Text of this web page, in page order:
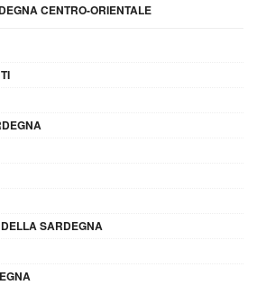
CENTRO-ORIENTALE
SARDEGNA